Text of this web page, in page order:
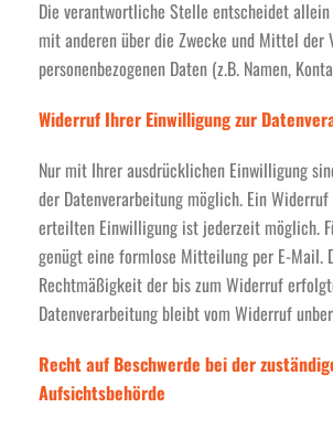
Die verantwortliche Stelle entscheidet allein
mit anderen über die Zwecke und Mittel der
personenbezogenen Daten (z.B. Namen,
Widerruf Ihrer Einwilligung zur
Nur mit Ihrer ausdrücklichen Einwilligung
der Datenverarbeitung möglich. Ein
erteilten Einwilligung ist jederzeit möglich.
genügt eine formlose Mitteilung per E-Mail.
Rechtmäßigkeit der bis zum Widerruf
Datenverarbeitung bleibt vom Widerruf
Recht auf Beschwerde bei der
Aufsichtsbehörde